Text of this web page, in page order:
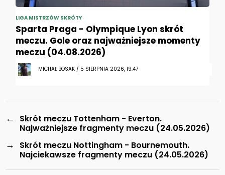
LIGA MISTRZÓW SKRÓTY
Sparta Praga - Olympique Lyon skrót
meczu. Gole oraz najważniejsze momenty
meczu (04.08.2026)
MICHAŁ BOSAK / 5 SIERPNIA 2026, 19:47
←
Skrót meczu Tottenham - Everton.
Najważniejsze fragmenty meczu (24.05.2026)
→
Skrót meczu Nottingham - Bournemouth.
Najciekawsze fragmenty meczu (24.05.2026)